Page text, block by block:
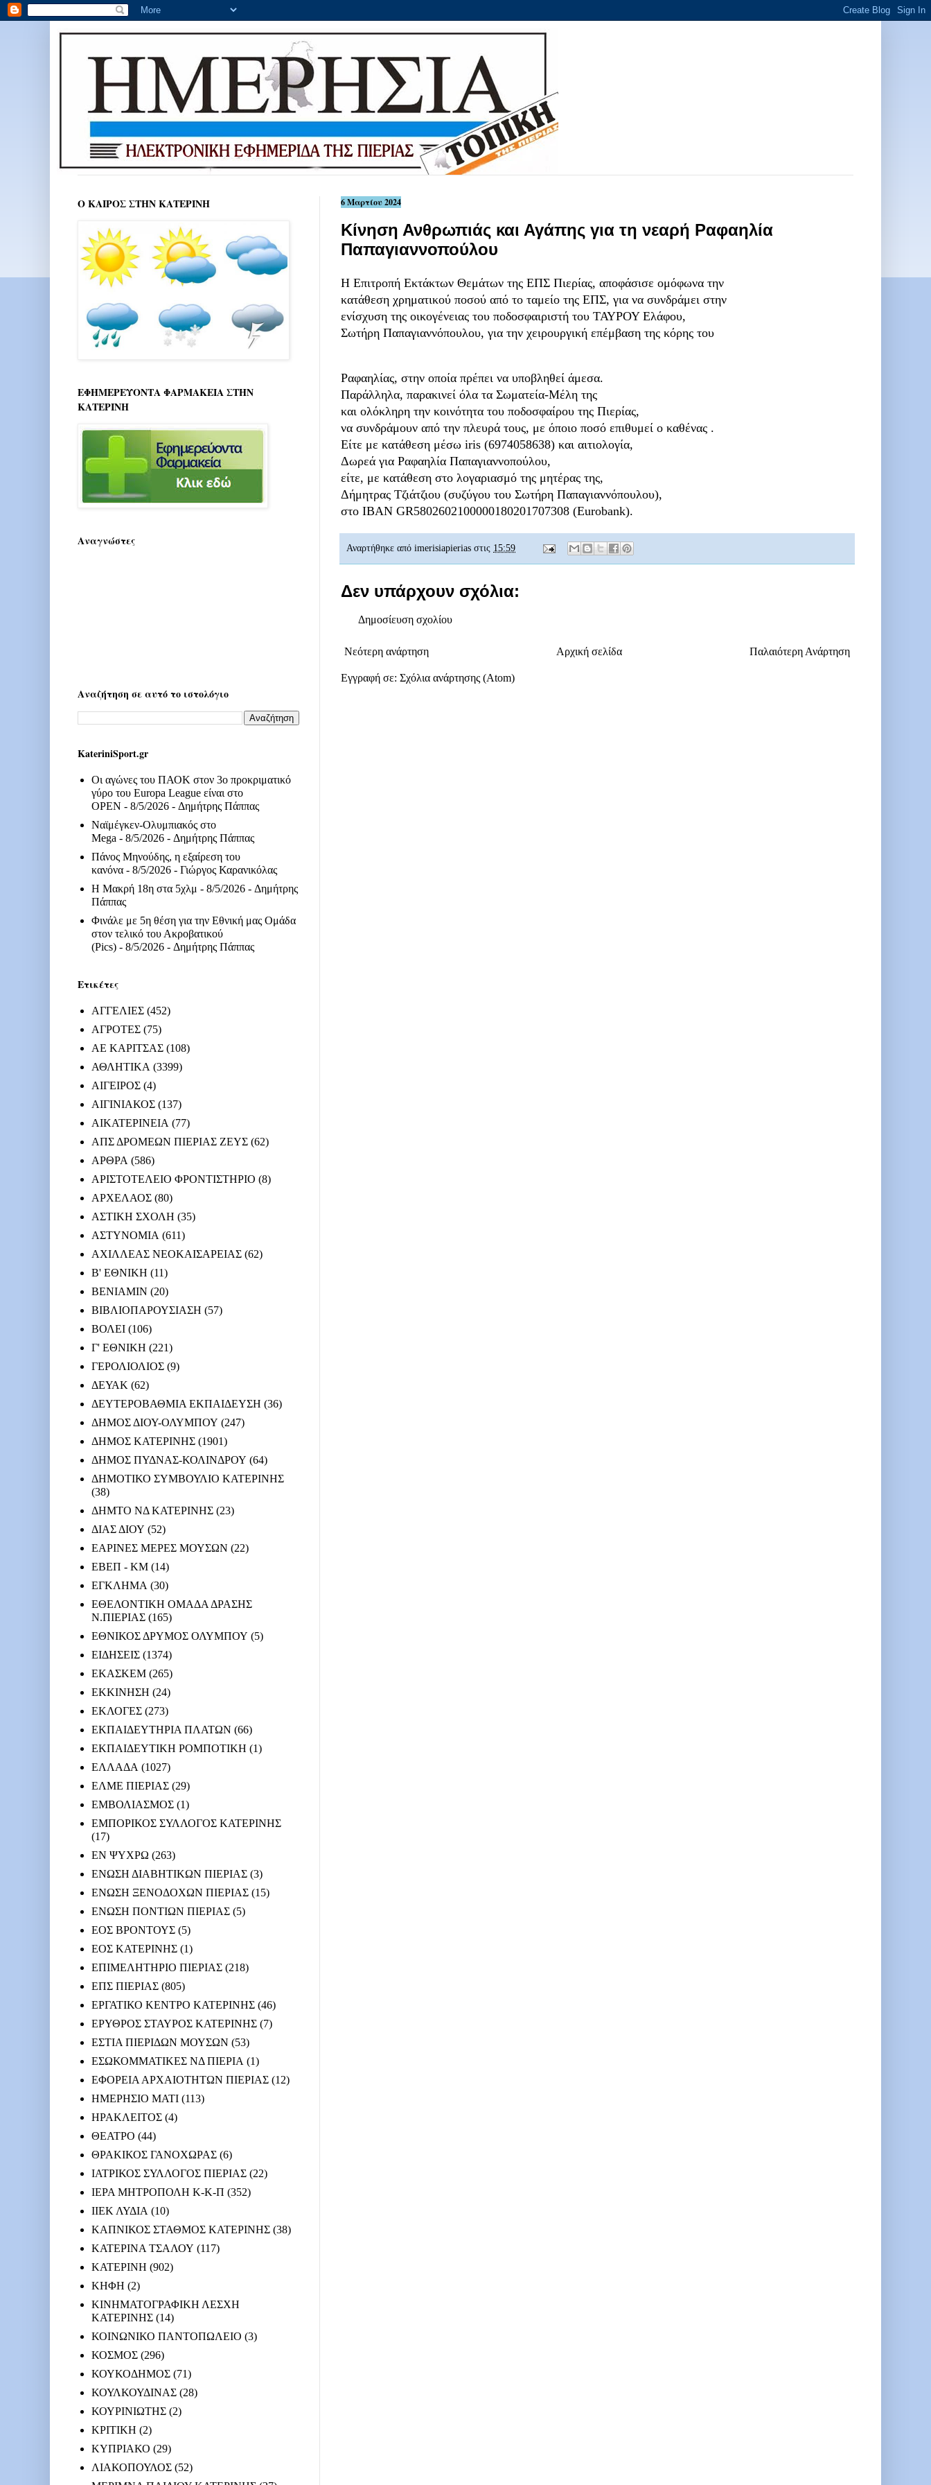
6 Μαρτίου 2024
Κίνηση Ανθρωπιάς και Αγάπης για τη νεαρή Ραφαηλία
Παπαγιαννοπούλου
Η Επιτροπή Εκτάκτων Θεμάτων της ΕΠΣ Πιερίας, αποφάσισε ομόφωνα την
κατάθεση χρηματικού ποσού από το ταμείο της ΕΠΣ, για να συνδράμει στην
ενίσχυση της οικογένειας του ποδοσφαιριστή του ΤΑΥΡΟΥ Ελάφου,
Σωτήρη Παπαγιαννόπουλου, για την χειρουργική επέμβαση της κόρης του
Ραφαηλίας, στην οποία πρέπει να υποβληθεί άμεσα.
Παράλληλα, παρακινεί όλα τα Σωματεία-Μέλη της
και ολόκληρη την κοινότητα του ποδοσφαίρου της Πιερίας,
να συνδράμουν από την πλευρά τους, με όποιο ποσό επιθυμεί ο καθένας .
Είτε με κατάθεση μέσω iris (6974058638) και αιτιολογία,
Δωρεά για Ραφαηλία Παπαγιαννοπούλου,
είτε, με κατάθεση στο λογαριασμό της μητέρας της,
Δήμητρας Τζιάτζιου (συζύγου του Σωτήρη Παπαγιαννόπουλου),
στο IBAN GR5802602100000180201707308 (Eurobank).
Αναρτήθηκε από imerisiapierias στις 15:59
Δεν υπάρχουν σχόλια:
Δημοσίευση σχολίου
Νεότερη ανάρτηση Παλαιότερη Ανάρτηση
Αρχική σελίδα
Εγγραφή σε: Σχόλια ανάρτησης (Atom)
Ο ΚΑΙΡΟΣ ΣΤΗΝ ΚΑΤΕΡΙΝΗ
ΕΦΗΜΕΡΕΥΟΝΤΑ ΦΑΡΜΑΚΕΙΑ ΣΤΗΝ
ΚΑΤΕΡΙΝΗ
Αναγνώστες
Αναζήτηση σε αυτό το ιστολόγιο
KateriniSport.gr
Οι αγώνες του ΠΑΟΚ στον 3ο προκριματικό
γύρο του Europa League είναι στο
OPEN - 8/5/2026 - Δημήτρης Πάππας
Ναϊμέγκεν-Ολυμπιακός στο
Mega - 8/5/2026 - Δημήτρης Πάππας
Πάνος Μηνούδης, η εξαίρεση του
κανόνα - 8/5/2026 - Γιώργος Καρανικόλας
Η Μακρή 18η στα 5χλμ - 8/5/2026 - Δημήτρης
Πάππας
Φινάλε με 5η θέση για την Εθνική μας Ομάδα
στον τελικό του Ακροβατικού
(Pics) - 8/5/2026 - Δημήτρης Πάππας
Ετικέτες
ΑΓΓΕΛΙΕΣ (452)
ΑΓΡΟΤΕΣ (75)
ΑΕ ΚΑΡΙΤΣΑΣ (108)
ΑΘΛΗΤΙΚΑ (3399)
ΑΙΓΕΙΡΟΣ (4)
ΑΙΓΙΝΙΑΚΟΣ (137)
ΑΙΚΑΤΕΡΙΝΕΙΑ (77)
ΑΠΣ ΔΡΟΜΕΩΝ ΠΙΕΡΙΑΣ ΖΕΥΣ (62)
ΑΡΘΡΑ (586)
ΑΡΙΣΤΟΤΕΛΕΙΟ ΦΡΟΝΤΙΣΤΗΡΙΟ (8)
ΑΡΧΕΛΑΟΣ (80)
ΑΣΤΙΚΗ ΣΧΟΛΗ (35)
ΑΣΤΥΝΟΜΙΑ (611)
ΑΧΙΛΛΕΑΣ ΝΕΟΚΑΙΣΑΡΕΙΑΣ (62)
Β' ΕΘΝΙΚΗ (11)
ΒΕΝΙΑΜΙΝ (20)
ΒΙΒΛΙΟΠΑΡΟΥΣΙΑΣΗ (57)
ΒΟΛΕΙ (106)
Γ' ΕΘΝΙΚΗ (221)
ΓΕΡΟΛΙΟΛΙΟΣ (9)
ΔΕΥΑΚ (62)
ΔΕΥΤΕΡΟΒΑΘΜΙΑ ΕΚΠΑΙΔΕΥΣΗ (36)
ΔΗΜΟΣ ΔΙΟΥ-ΟΛΥΜΠΟΥ (247)
ΔΗΜΟΣ ΚΑΤΕΡΙΝΗΣ (1901)
ΔΗΜΟΣ ΠΥΔΝΑΣ-ΚΟΛΙΝΔΡΟΥ (64)
ΔΗΜΟΤΙΚΟ ΣΥΜΒΟΥΛΙΟ ΚΑΤΕΡΙΝΗΣ
(38)
ΔΗΜΤΟ ΝΔ ΚΑΤΕΡΙΝΗΣ (23)
ΔΙΑΣ ΔΙΟΥ (52)
ΕΑΡΙΝΕΣ ΜΕΡΕΣ ΜΟΥΣΩΝ (22)
ΕΒΕΠ - ΚΜ (14)
ΕΓΚΛΗΜΑ (30)
ΕΘΕΛΟΝΤΙΚΗ ΟΜΑΔΑ ΔΡΑΣΗΣ
Ν.ΠΙΕΡΙΑΣ (165)
ΕΘΝΙΚΟΣ ΔΡΥΜΟΣ ΟΛΥΜΠΟΥ (5)
ΕΙΔΗΣΕΙΣ (1374)
ΕΚΑΣΚΕΜ (265)
ΕΚΚΙΝΗΣΗ (24)
ΕΚΛΟΓΕΣ (273)
ΕΚΠΑΙΔΕΥΤΗΡΙΑ ΠΛΑΤΩΝ (66)
ΕΚΠΑΙΔΕΥΤΙΚΗ ΡΟΜΠΟΤΙΚΗ (1)
ΕΛΛΑΔΑ (1027)
ΕΛΜΕ ΠΙΕΡΙΑΣ (29)
ΕΜΒΟΛΙΑΣΜΟΣ (1)
ΕΜΠΟΡΙΚΟΣ ΣΥΛΛΟΓΟΣ ΚΑΤΕΡΙΝΗΣ
(17)
ΕΝ ΨΥΧΡΩ (263)
ΕΝΩΣΗ ΔΙΑΒΗΤΙΚΩΝ ΠΙΕΡΙΑΣ (3)
ΕΝΩΣΗ ΞΕΝΟΔΟΧΩΝ ΠΙΕΡΙΑΣ (15)
ΕΝΩΣΗ ΠΟΝΤΙΩΝ ΠΙΕΡΙΑΣ (5)
ΕΟΣ ΒΡΟΝΤΟΥΣ (5)
ΕΟΣ ΚΑΤΕΡΙΝΗΣ (1)
ΕΠΙΜΕΛΗΤΗΡΙΟ ΠΙΕΡΙΑΣ (218)
ΕΠΣ ΠΙΕΡΙΑΣ (805)
ΕΡΓΑΤΙΚΟ ΚΕΝΤΡΟ ΚΑΤΕΡΙΝΗΣ (46)
ΕΡΥΘΡΟΣ ΣΤΑΥΡΟΣ ΚΑΤΕΡΙΝΗΣ (7)
ΕΣΤΙΑ ΠΙΕΡΙΔΩΝ ΜΟΥΣΩΝ (53)
ΕΣΩΚΟΜΜΑΤΙΚΕΣ ΝΔ ΠΙΕΡΙΑ (1)
ΕΦΟΡΕΙΑ ΑΡΧΑΙΟΤΗΤΩΝ ΠΙΕΡΙΑΣ (12)
ΗΜΕΡΗΣΙΟ ΜΑΤΙ (113)
ΗΡΑΚΛΕΙΤΟΣ (4)
ΘΕΑΤΡΟ (44)
ΘΡΑΚΙΚΟΣ ΓΑΝΟΧΩΡΑΣ (6)
ΙΑΤΡΙΚΟΣ ΣΥΛΛΟΓΟΣ ΠΙΕΡΙΑΣ (22)
ΙΕΡΑ ΜΗΤΡΟΠΟΛΗ Κ-Κ-Π (352)
ΙΙΕΚ ΛΥΔΙΑ (10)
ΚΑΠΝΙΚΟΣ ΣΤΑΘΜΟΣ ΚΑΤΕΡΙΝΗΣ (38)
ΚΑΤΕΡΙΝΑ ΤΣΑΛΟΥ (117)
ΚΑΤΕΡΙΝΗ (902)
ΚΗΦΗ (2)
ΚΙΝΗΜΑΤΟΓΡΑΦΙΚΗ ΛΕΣΧΗ
ΚΑΤΕΡΙΝΗΣ (14)
ΚΟΙΝΩΝΙΚΟ ΠΑΝΤΟΠΩΛΕΙΟ (3)
ΚΟΣΜΟΣ (296)
ΚΟΥΚΟΔΗΜΟΣ (71)
ΚΟΥΛΚΟΥΔΙΝΑΣ (28)
ΚΟΥΡΙΝΙΩΤΗΣ (2)
ΚΡΙΤΙΚΗ (2)
ΚΥΠΡΙΑΚΟ (29)
ΛΙΑΚΟΠΟΥΛΟΣ (52)